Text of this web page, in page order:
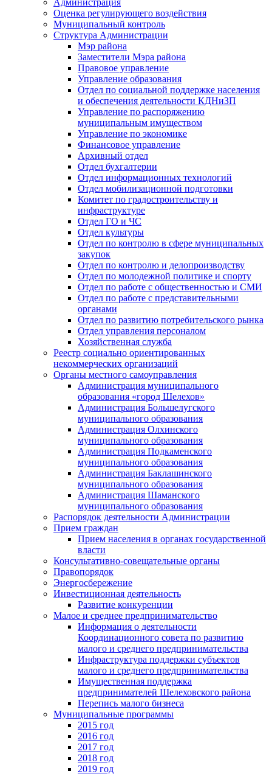
Оценка регулирующего воздействия
Муниципальный контроль
Структура Администрации
Мэр района
Заместители Мэра района
Правовое управление
Управление образования
Отдел по социальной поддержке населения
и обеспечения деятельности КДНиЗП
Управление по распоряжению
муниципальным имуществом
Управление по экономике
Финансовое управление
Архивный отдел
Отдел бухгалтерии
Отдел информационных технологий
Отдел мобилизационной подготовки
Комитет по градостроительству и
инфраструктуре
Отдел ГО и ЧС
Отдел культуры
Отдел по контролю в сфере муниципальных
закупок
Отдел по контролю и делопроизводству
Отдел по молодежной политике и спорту
Отдел по работе с общественностью и СМИ
Отдел по работе с представительными
органами
Отдел по развитию потребительского рынка
Отдел управления персоналом
Хозяйственная служба
Реестр социально ориентированных
некоммерческих организаций
Органы местного самоуправления
Администрация муниципального
образования «город Шелехов»
Администрация Большелугского
муниципального образования
Администрация Олхинского
муниципального образования
Администрация Подкаменского
муниципального образования
Администрация Баклашинского
муниципального образования
Администрация Шаманского
муниципального образования
Распорядок деятельности Администрации
Прием граждан
Прием населения в органах государственной
власти
Консультативно-совещательные органы
Правопорядок
Энергосбережение
Инвестиционная деятельность
Развитие конкуренции
Малое и среднее предпринимательство
Информация о деятельности
Координационного совета по развитию
малого и среднего предпринимательства
Инфраструктура поддержки субъектов
малого и среднего предпринимательства
Имущественная поддержка
предпринимателей Шелеховского района
Перепись малого бизнеса
Муниципальные программы
2015 год
2016 год
2017 год
2018 год
2019 год